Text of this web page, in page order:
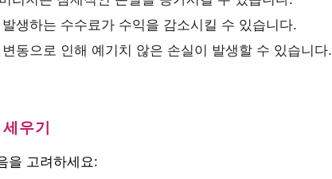
생하는 수수료가 수익을 감소시킬 수 있습니다.
동으로 인해 예기치 않은 손실이 발생할 수 있습니다.
우기
을 고려하세요: